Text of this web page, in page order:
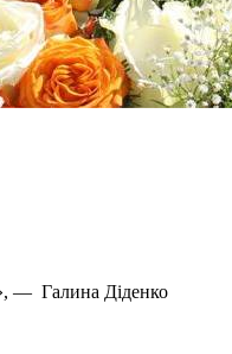
— Галина Діденко